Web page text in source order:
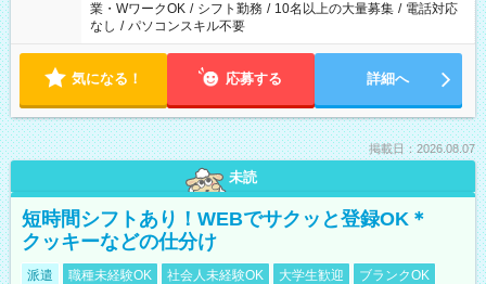
業・WワークOK / シフト勤務 / 10名以上の大量募集 / 電話対応
なし / パソコンスキル不要
気になる！ 応募する 詳細へ
掲載日：2026.08.07
未読
短時間シフトあり！WEBでサクッと登録OK＊
クッキーなどの仕分け
派遣 職種未経験OK 社会人未経験OK 大学生歓迎
ブランクOK